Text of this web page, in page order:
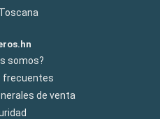
somos?
frecuentes
de venta